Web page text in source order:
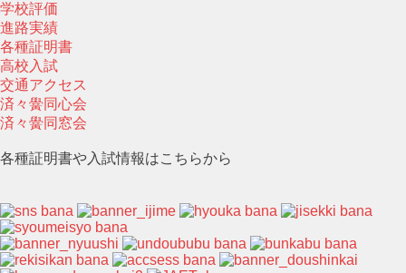
学校評価
進路実績
各種証明書
高校入試
交通アクセス
済々黌同心会
済々黌同窓会
各種証明書や入試情報はこちらから